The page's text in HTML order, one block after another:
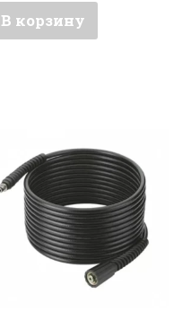
В корзину